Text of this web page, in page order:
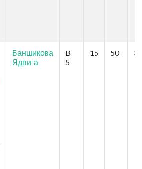
Банщикова
Ядвига
B
5
15 50